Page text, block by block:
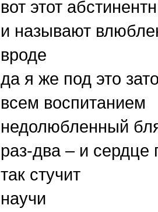
вот этот
и называют
вроде
да я же под это
всем воспитанием
недолюбленный
раз-два – и сердце
так стучит
научи